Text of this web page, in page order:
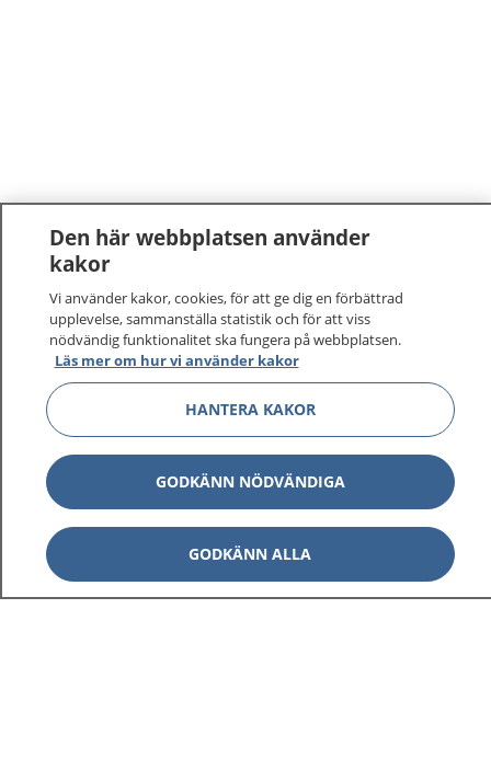
1177–tryggt om din hälsa och vård
På 1177.se får du råd om hälsa och information om
sjukdomar och vilka mottagningar du kan kontakta.
Logga in för att läsa din journal och göra dina
vårdärenden. Ring telefonnummer 1177 för
sjukvårdsrådgivning dygnet runt.
1177 ger dig råd när du vill må bättre.
Den här webbplatsen använder
kakor
Vi använder kakor, cookies, för att ge dig en förbättrad
upplevelse, sammanställa statistik och för att viss
nödvändig funktionalitet ska fungera på webbplatsen.
Läs mer om hur vi använder kakor
HANTERA KAKOR
GODKÄNN NÖDVÄNDIGA
GODKÄNN ALLA